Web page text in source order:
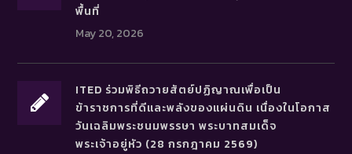
พื้นที่
May 20, 2026
ITED ร่วมพิธีถวายสัตย์ปฏิญาณเพื่อเป็น
ข้าราชการที่ดีและพลังของแผ่นดิน เนื่องในโอกาส
วันเฉลิมพระชนมพรรษา พระบาทสมเด็จ
พระเจ้าอยู่หัว (28 กรกฎาคม 2569)